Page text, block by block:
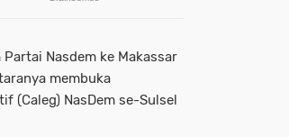
Nasdem ke Makassar
membuka
(Caleg) NasDem se-Sulsel